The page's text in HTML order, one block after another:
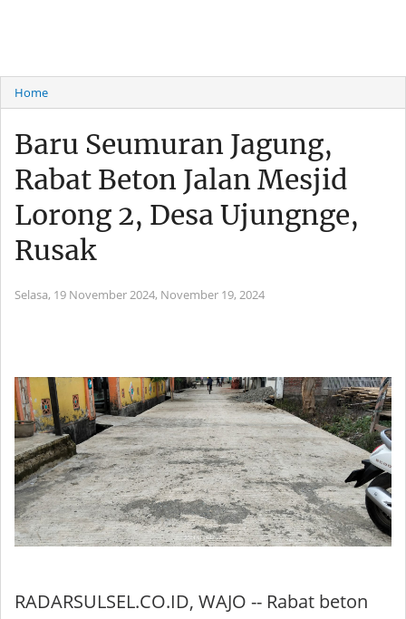
Home
Baru Seumuran Jagung,
Rabat Beton Jalan Mesjid
Lorong 2, Desa Ujungnge,
Rusak
Selasa, 19 November 2024, November 19, 2024
RADARSULSEL.CO.ID, WAJO -- Rabat beton